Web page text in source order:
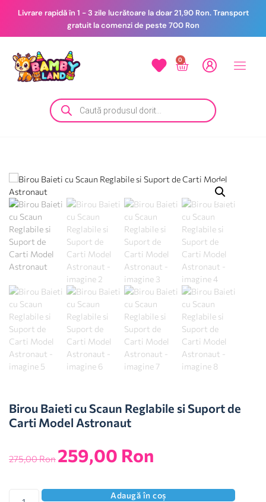
Livrare rapidă în 1 - 3 zile lucrătoare la doar 21,90 Ron. Transport
gratuit la comenzi de peste 700 Ron
0
Contact
Birou Baieti cu Scaun Reglabile si Suport de
Carti Model Astronaut
275,00Ron 259,00 Ron
Adaugă în coș